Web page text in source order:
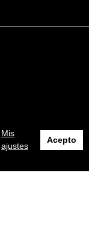
Mis
ajustes
Acepto